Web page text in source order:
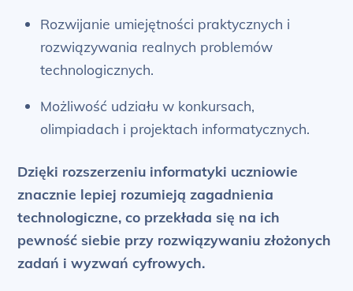
Rozwijanie umiejętności praktycznych i
rozwiązywania realnych problemów
technologicznych.
Możliwość udziału w konkursach,
olimpiadach i projektach informatycznych.
Dzięki rozszerzeniu informatyki uczniowie
znacznie lepiej rozumieją zagadnienia
technologiczne, co przekłada się na ich
pewność siebie przy rozwiązywaniu złożonych
zadań i wyzwań cyfrowych.